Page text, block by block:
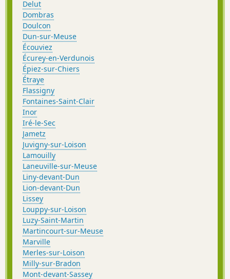
Delut
Dombras
Doulcon
Dun-sur-Meuse
Écouviez
Écurey-en-Verdunois
Épiez-sur-Chiers
Étraye
Flassigny
Fontaines-Saint-Clair
Inor
Iré-le-Sec
Jametz
Juvigny-sur-Loison
Lamouilly
Laneuville-sur-Meuse
Liny-devant-Dun
Lion-devant-Dun
Lissey
Louppy-sur-Loison
Luzy-Saint-Martin
Martincourt-sur-Meuse
Marville
Merles-sur-Loison
Milly-sur-Bradon
Mont-devant-Sassey